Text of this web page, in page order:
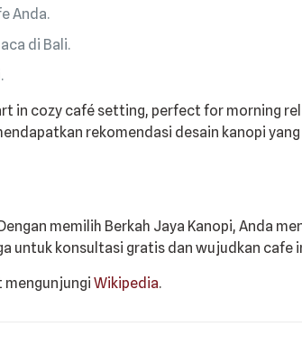
Anda.
di Bali.
rekomendasi desain kanopi
memilih Berkah Jaya Kanopi, Anda
untuk konsultasi gratis dan wujudkan cafe
mengunjungiWikipedia.